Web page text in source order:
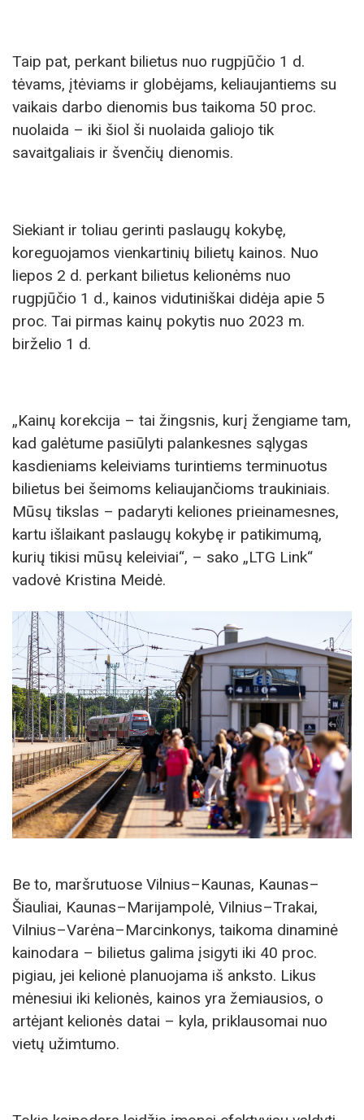
Taip pat, perkant bilietus nuo rugpjūčio 1 d.
tėvams, įtėviams ir globėjams, keliaujantiems su
vaikais darbo dienomis bus taikoma 50 proc.
nuolaida – iki šiol ši nuolaida galiojo tik
savaitgaliais ir švenčių dienomis.
Siekiant ir toliau gerinti paslaugų kokybę,
koreguojamos vienkartinių bilietų kainos. Nuo
liepos 2 d. perkant bilietus kelionėms nuo
rugpjūčio 1 d., kainos vidutiniškai didėja apie 5
proc. Tai pirmas kainų pokytis nuo 2023 m.
birželio 1 d.
„Kainų korekcija – tai žingsnis, kurį žengiame tam,
kad galėtume pasiūlyti palankesnes sąlygas
kasdieniams keleiviams turintiems terminuotus
bilietus bei šeimoms keliaujančioms traukiniais.
Mūsų tikslas – padaryti keliones prieinamesnes,
kartu išlaikant paslaugų kokybę ir patikimumą,
kurių tikisi mūsų keleiviai“, – sako „LTG Link“
vadovė Kristina Meidė.
Be to, maršrutuose Vilnius–Kaunas, Kaunas–
Šiauliai, Kaunas–Marijampolė, Vilnius–Trakai,
Vilnius–Varėna–Marcinkonys, taikoma dinaminė
kainodara – bilietus galima įsigyti iki 40 proc.
pigiau, jei kelionė planuojama iš anksto. Likus
mėnesiui iki kelionės, kainos yra žemiausios, o
artėjant kelionės datai – kyla, priklausomai nuo
vietų užimtumo.